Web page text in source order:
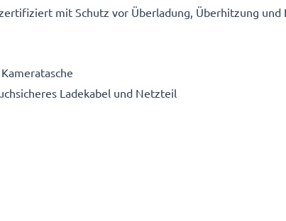
zertifiziert mit Schutz vor Überladung, Überhitzung und
Ladekabel und Netzteil